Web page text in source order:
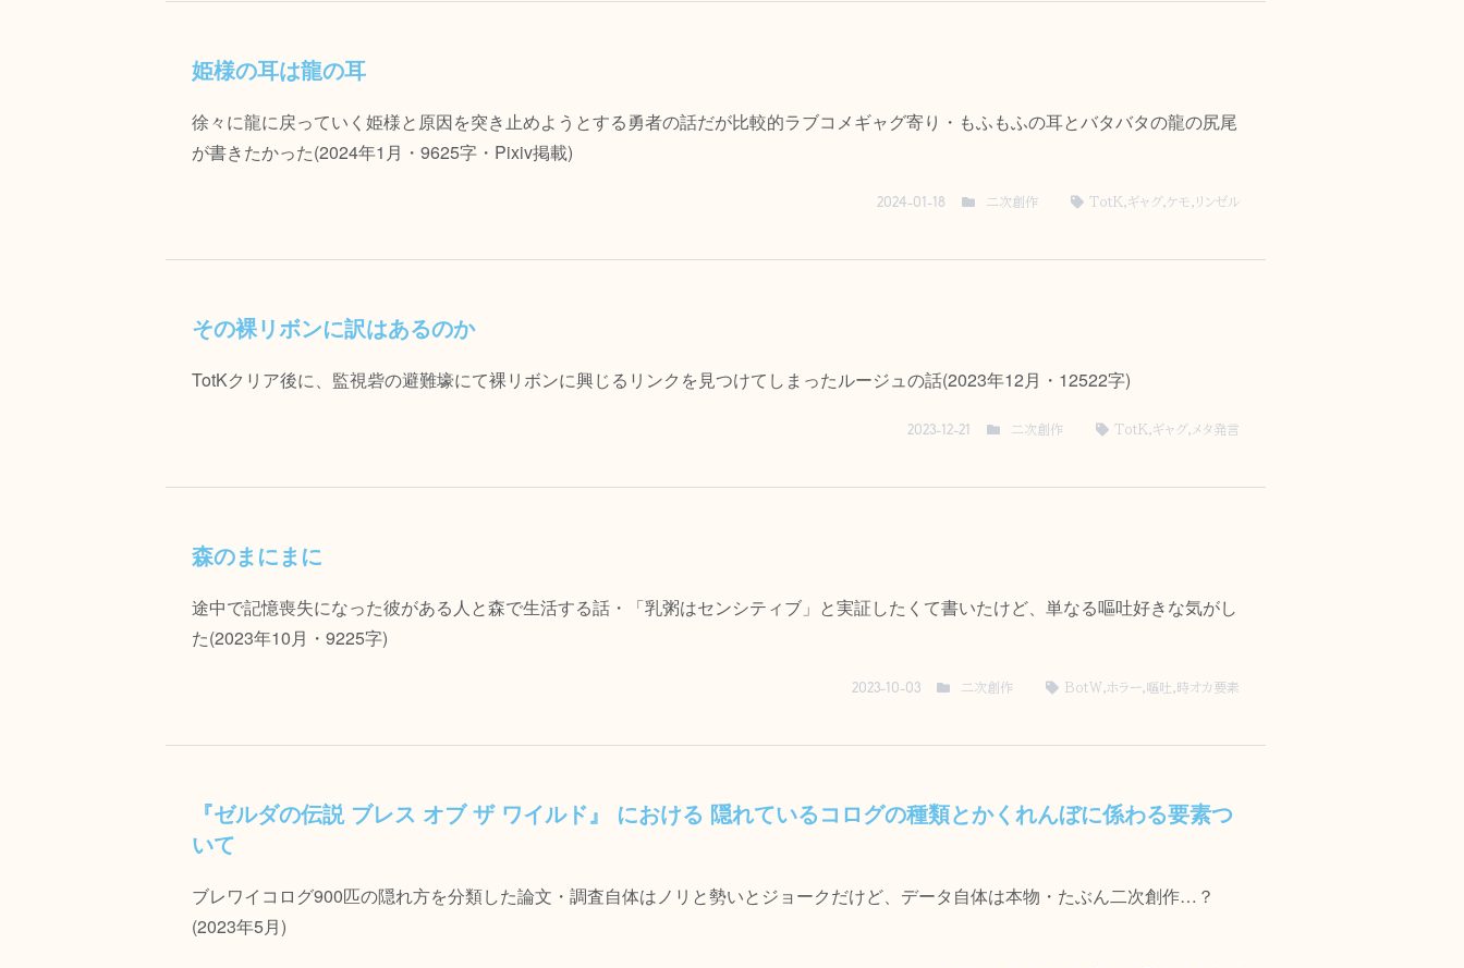
姫様の耳は龍の耳
徐々に龍に戻っていく姫様と原因を突き止めようとする勇者の話だが比較的ラブコメギャグ寄り・もふもふの耳とバタバタの龍の尻尾
が書きたかった(2024年1月・9625字・Pixiv掲載)
2024-01-18 二次創作 TotK ギャグ, ケモ リンゼル
その裸リボンに訳はあるのか
TotKクリア後に、監視砦の避難壕にて裸リボンに興じるリンクを見つけてしまったルージュの話(2023年12月・12522字)
2023-12-21 二次創作 TotK ギャグ, メタ発言
森のまにまに
途中で記憶喪失になった彼がある人と森で生活する話・「乳粥はセンシティブ」と実証したくて書いたけど、単なる嘔吐好きな気がし
た(2023年10月・9225字)
2023-10-03 二次創作 BotW ホラー 嘔吐 時オカ要素
『ゼルダの伝説 ブレス オブ ザ ワイルド』 における 隠れているコログの種類とかくれんぼに係わる要素つ
いて
ブレワイコログ900匹の隠れ方を分類した論文・調査自体はノリと勢いとジョークだけど、データ自体は本物・たぶん二次創作…？
(2023年5月)